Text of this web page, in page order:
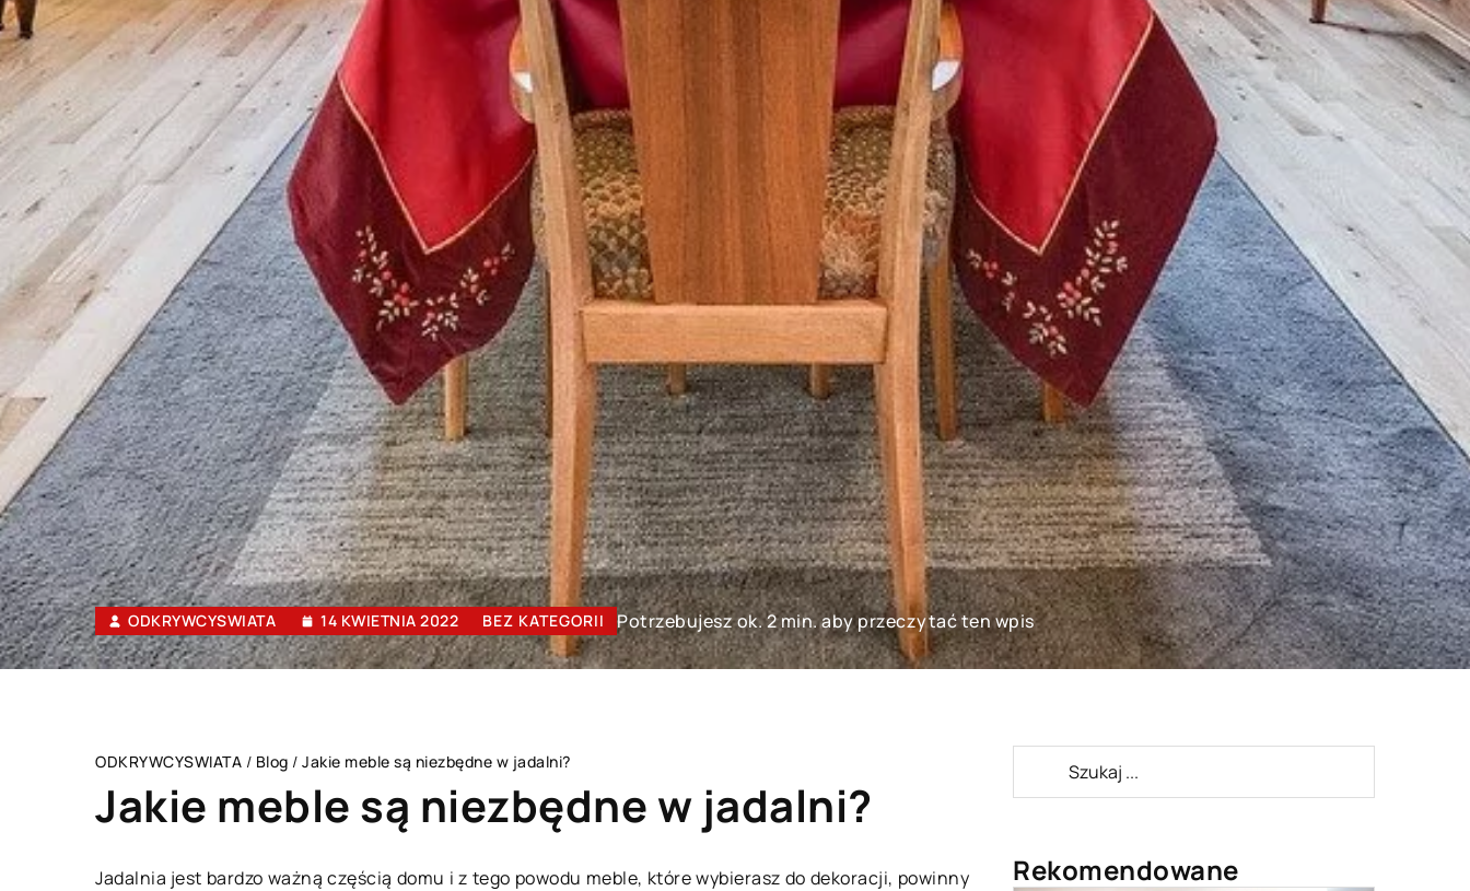
ODKRYWCYSWIATA 14 KWIETNIA 2022 BEZ KATEGORII Potrzebujesz ok. 2 min. aby przeczytać ten wpis
ODKRYWCYSWIATA / Blog / Jakie meble są niezbędne w jadalni?
Jakie meble są niezbędne w jadalni?
Jadalnia jest bardzo ważną częścią domu i z tego powodu meble, które wybierasz do dekoracji, powinny
Rekomendowane